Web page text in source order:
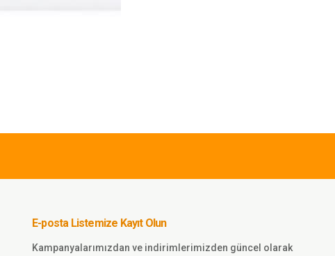
E-posta Listemize Kayıt Olun
Kampanyalarımızdan ve indirimlerimizden güncel olarak